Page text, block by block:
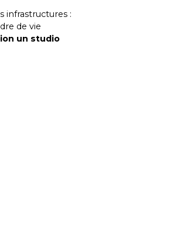
infrastructures :
de vie
un studio